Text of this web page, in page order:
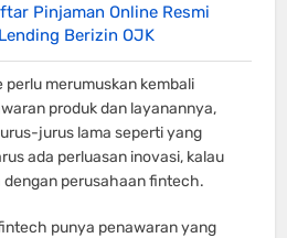
Pinjaman Online Resmi
Berizin OJK
merumuskan kembali
produk dan layanannya,
jurus lama seperti yang
ada perluasan inovasi, kalau
perusahaan fintech.
punya penawaran yang